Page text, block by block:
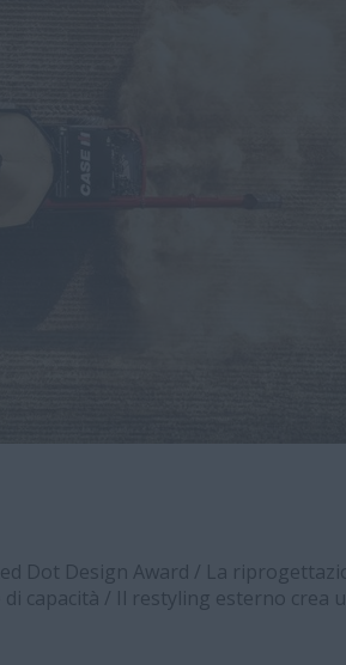
Dot Design Award / La
capacità / Il restyling esterno crea